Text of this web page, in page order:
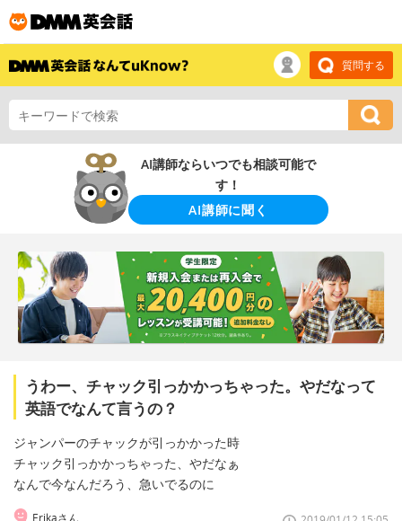
質問する
AI講師ならいつでも相談可能で
す！
AI講師に聞く
うわー、チャック引っかかっちゃった。やだなって
英語でなんて言うの？
ジャンパーのチャックが引っかかった時
チャック引っかかっちゃった、やだなぁ
なんで今なんだろう、急いでるのに
Erikaさん